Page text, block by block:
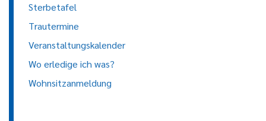
Sterbetafel
Trautermine
Veranstaltungskalender
Wo erledige ich was?
Wohnsitzanmeldung